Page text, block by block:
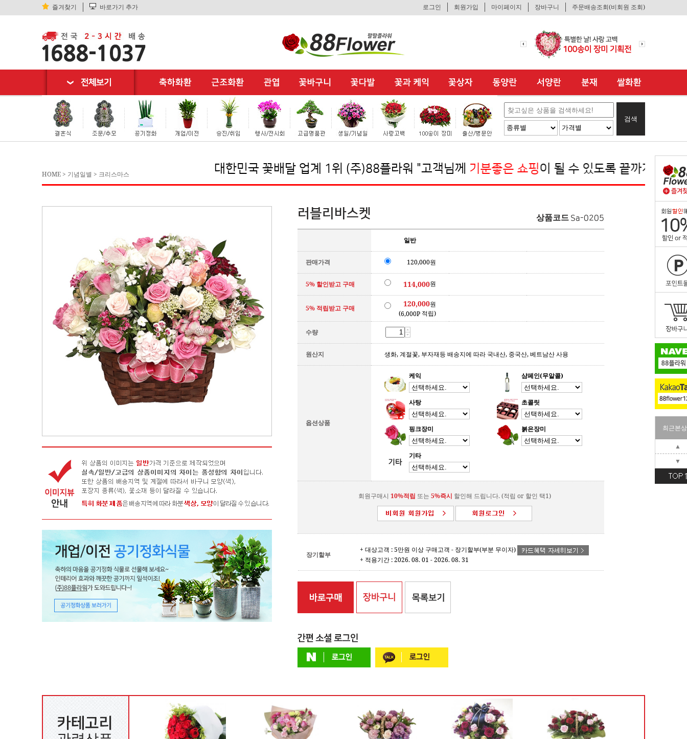
즐겨찾기 바로가기 추가 로그인 회원가입 마이페이지 장바구니 주문배송조회(비회원 조회)
검색
최근본
▲
▼
HOME > 기념일별 > 크리스마스 대한민국 꽃배달 업계 1위 (주)88플라워 "고객님께 기분좋은 쇼핑이 될 수 있도록 끝까지 노력하겠습니다"
러블리바스켓 상품코드 Sa-0205
일반
판매가격 120,000원
5% 할인받고 구매 114,000원
5% 적립받고 구매 120,000원
(6,000P 적립)
수량
원산지 생화, 계절꽃, 부자재등 배송지에 따라 국내산, 중국산, 베트남산 사용
옵션상품
케익 샴페인(무알콜)
사탕 초콜릿
핑크장미 붉은장미
기타
회원구매시 10%적립 또는 5%즉시 할인해 드립니다. (적립 or 할인 택1)
장기할부
+ 대상고객 : 5만원 이상 구매고객 - 장기할부(부분 무이자)
+ 적용기간 : 2026. 08. 01 - 2026. 08. 31